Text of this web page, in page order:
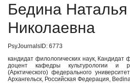
Бедина Наталья
Николаевна
PsyJournalsID: 6773
кандидат филологических наук, Кандидат
доцент кафедры культурологии и
(Арктического) федерального
Архангельск, Российская Федерация,